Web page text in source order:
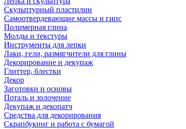
Скульптурный пластилин
Самоотвердевающие массы и гипс
Полимерная глина
Молды и текстуры
Инструменты для лепки
Лаки, гели, размягчители для глины
Декорирование и декупаж
Глиттер, блестки
Декор
Заготовки и основы
Поталь и золочение
Декупаж и декопатч
Средства для декорирования
Скрапбукинг и работа с бумагой